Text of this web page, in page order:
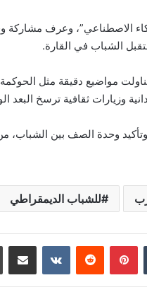
الاصطناعي”، وعرف مشاركة
الشباب في القارة.
مواضيع دقيقة مثل الحوكمة،
وزيارات ثقافية ترسخ البعد
وتأكيد وحدة الصف بين
للشباب الديمقراطي
بينتيريست